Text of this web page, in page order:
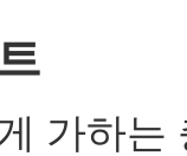
가하